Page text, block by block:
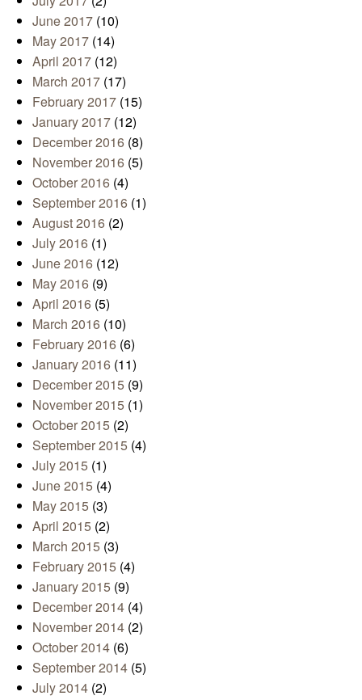
June 2017 (10)
May 2017 (14)
April 2017 (12)
March 2017 (17)
February 2017 (15)
January 2017 (12)
December 2016 (8)
November 2016 (5)
October 2016 (4)
September 2016 (1)
August 2016 (2)
July 2016 (1)
June 2016 (12)
May 2016 (9)
April 2016 (5)
March 2016 (10)
February 2016 (6)
January 2016 (11)
December 2015 (9)
November 2015 (1)
October 2015 (2)
September 2015 (4)
July 2015 (1)
June 2015 (4)
May 2015 (3)
April 2015 (2)
March 2015 (3)
February 2015 (4)
January 2015 (9)
December 2014 (4)
November 2014 (2)
October 2014 (6)
September 2014 (5)
July 2014 (2)